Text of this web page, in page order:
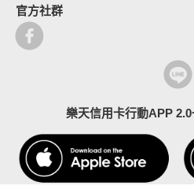
官方社群
樂天信用卡行動APP